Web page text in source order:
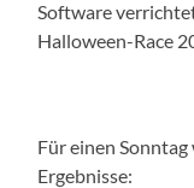
Software
Halloween-Race
Für einen
Ergebnisse: